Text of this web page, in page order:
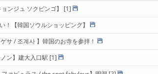
ンジュ ソクビンゴ】 [1]
！【韓国ソウルショッピング】
サ / 조계사 】韓国のお寺を参拝！
ン】建大入口駅 [1]